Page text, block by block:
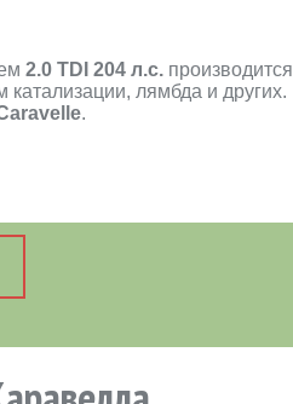
2.0 TDI 204 л.с. производится
лямбда и других.
.